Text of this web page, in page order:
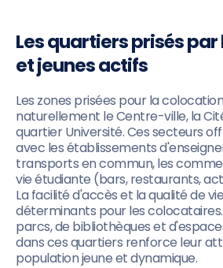
Les quartiers prisés
et jeunes actifs
Les zones prisées pour la
naturellement le Centre-ville, la
quartier Université. Ces secteurs
avec les établissements
transports en commun, les
vie étudiante (bars, restaurants,
La facilité d'accès et la qualité de
déterminants pour les
parcs, de bibliothèques et
dans ces quartiers renforce leur
population jeune et dynamique.